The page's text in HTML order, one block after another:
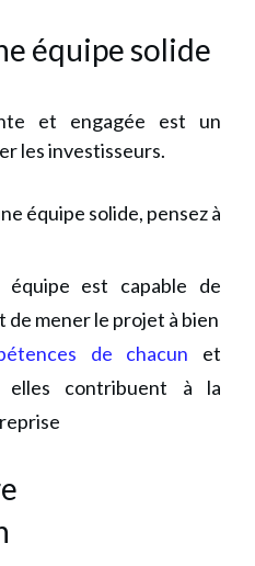
équipe solide
et engagée est un
les investisseurs.
équipe solide, pensez à
est capable de
mener le projet à bien
de chacun et
elles contribuent à la